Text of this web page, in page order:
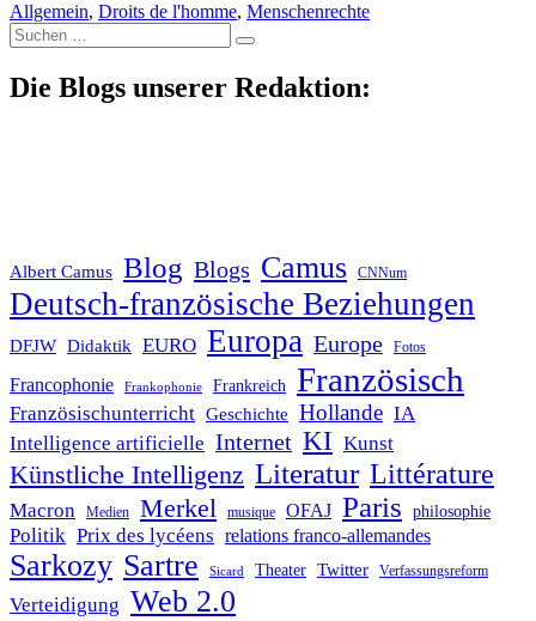
Allgemein, Droits de l'homme, Menschenrechte
Suche
nach:
Die Blogs unserer Redaktion:
Albert Camus Blog Blogs Camus CNNum
Deutsch-französische Beziehungen
DFJW Didaktik EURO Europa Europe Fotos
Francophonie Frankophonie Frankreich Französisch
Französischunterricht Geschichte Hollande IA
Intelligence artificielle Internet KI Kunst
Künstliche Intelligenz Literatur Littérature
Macron Medien Merkel musique OFAJ Paris philosophie
Politik Prix des lycéens relations franco-allemandes
Sarkozy Sartre Sicard Theater Twitter Verfassungsreform
Verteidigung Web 2.0